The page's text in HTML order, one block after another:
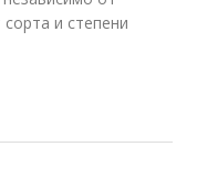
на имбире
и степени